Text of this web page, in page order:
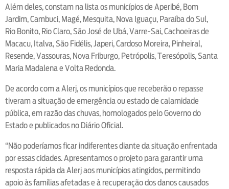
Além deles, constam na lista os municípios de Aperibé, Bom
Jardim, Cambuci, Magé, Mesquita, Nova Iguaçu, Paraíba do Sul,
Rio Bonito, Rio Claro, São José de Ubá, Varre-Sai, Cachoeiras de
Macacu, Italva, São Fidélis, Japeri, Cardoso Moreira, Pinheiral,
Resende, Vassouras, Nova Friburgo, Petrópolis, Teresópolis, Santa
Maria Madalena e Volta Redonda.
De acordo com a Alerj, os municípios que receberão o repasse
tiveram a situação de emergência ou estado de calamidade
pública, em razão das chuvas, homologados pelo Governo do
Estado e publicados no Diário Oficial.
“Não poderíamos ficar indiferentes diante da situação enfrentada
por essas cidades. Apresentamos o projeto para garantir uma
resposta rápida da Alerj aos municípios atingidos, permitindo
apoio às famílias afetadas e à recuperação dos danos causados